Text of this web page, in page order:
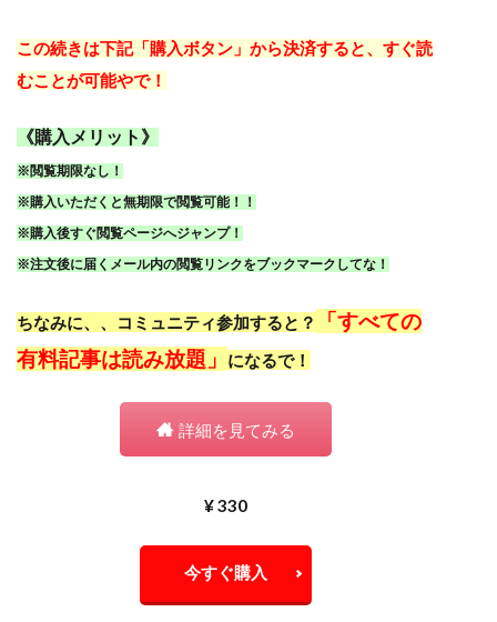
この続きは下記「購入ボタン」から決済すると、すぐ読
むことが可能やで！
《購入メリット》
※閲覧期限なし！
※購入いただくと無期限で閲覧可能！！
※購入後すぐ閲覧ページへジャンプ！
※注文後に届くメール内の閲覧リンクをブックマークしてな！
ちなみに、、コミュニティ参加すると？
「すべての
有料記事は読み放題」
になるで！
詳細を見てみる
¥ 330
今すぐ購入